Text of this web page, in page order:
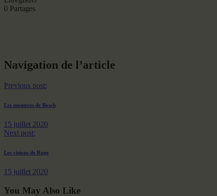
0 Partages
Navigation de l’article
Previous post:
Les monstres de Bosch
15 juillet 2020
Next post:
Les visions de Rops
15 juillet 2020
You May Also Like